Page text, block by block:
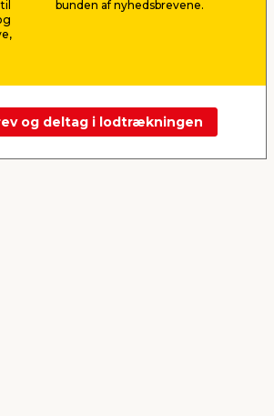
Lev. omk.
Næste
bunden af nyhedsbrevene.
og deltag i lodtrækningen